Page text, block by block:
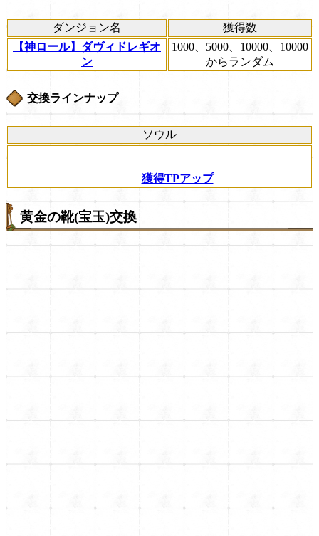
ダンジョン名
獲得数
【神ロール】ダヴィドレギオ
ン
1000、5000、10000、10000
からランダム
交換ラインナップ
ソウル
獲得TPアップ
黄金の靴(宝玉)交換